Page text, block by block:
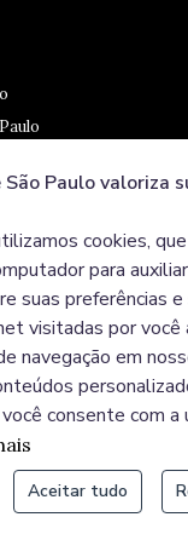
2025, Prefeitura
do Chá, 15 -
Paulo valoriza
cookies,
para
suas preferências
visitadas por
navegação em
consente com a
Aceitar tudo